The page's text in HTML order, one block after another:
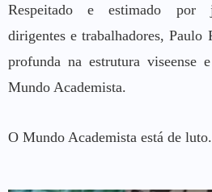
Respeitado e estimado por
dirigentes e trabalhadores, Paulo
profunda na estrutura viseense
Mundo Academista.
O Mundo Academista está de luto.